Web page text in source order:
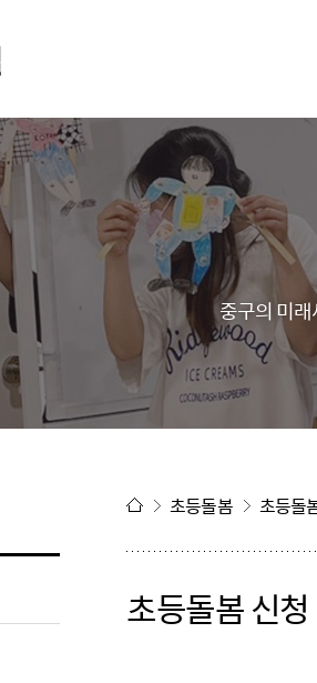
중구의 미
초등돌봄 초등돌
초등돌봄 신청